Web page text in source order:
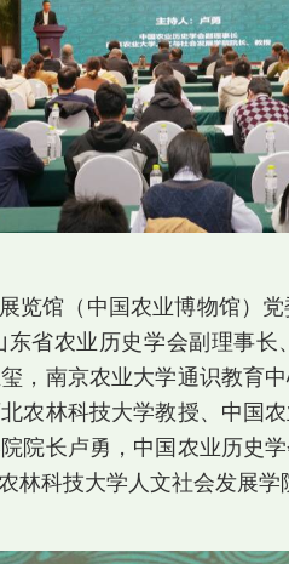
览馆（中国农业博物馆）党
省农业历史学会副理事
，南京农业大学通识教育
农林科技大学教授、中国
院长卢勇，中国农业历史
林科技大学人文社会发展学